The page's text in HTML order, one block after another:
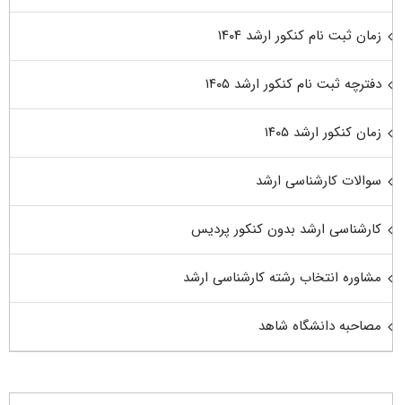
زمان ثبت نام کنکور ارشد ۱۴۰۴
دفترچه ثبت نام کنکور ارشد ۱۴۰۵
زمان کنکور ارشد ۱۴۰۵
سوالات کارشناسی ارشد
کارشناسی ارشد بدون کنکور پردیس
مشاوره انتخاب رشته کارشناسی ارشد
مصاحبه دانشگاه شاهد